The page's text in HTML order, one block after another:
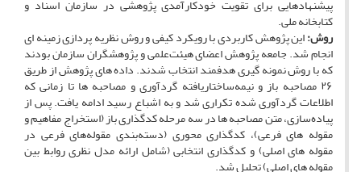
پیشنهادهایی برای تقویت خودکارآمدی پژوهشی در سازمان اسناد و
کتابخانه ملی.
روش:این پژوهش کاربردی با رویکرد کیفی و روش نظریه­ پردازی زمینه­ ای
انجام شد. جامعه پژوهش اعضای هیئت‌علمی و پژوهشگران سازمان بودند
که با روش نمونه ­گیری هدفمند انتخاب شدند. داده­ های پژوهش از طریق
۲۶ مصاحبه­ باز و نیمه‌‌ساختاریافته گردآوری و مصاحبه ­ها تا زمانی که
اطلاعات گردآوری شده تکراری شد و به اشباع رسید ادامه یافت. پس از
پیاده‌سازی، متن مصاحبه ­ها در سه مرحله کدگذاری باز (استخراج مفاهیم و
مقوله­ های فرعی)، کدگذاری محوری (دسته‌بندی مقوله‌های فرعی در
مقوله­ های اصلی) و کدگذاری انتخابی (شامل ارائه مدل نظری روابط بین
مقوله ­های اصلی) تحلیل شد.